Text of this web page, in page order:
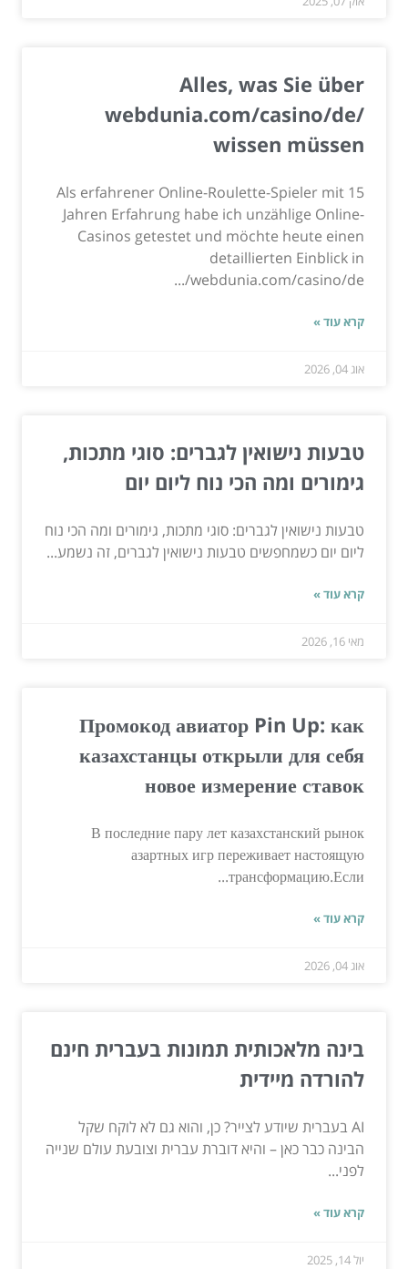
Alles, was Sie über
webdunia.com/casino/de/
wissen müssen
Als erfahrener Online-Roulette-Spieler mit 15
Jahren Erfahrung habe ich unzählige Online-
Casinos getestet und möchte heute einen
detaillierten Einblick in
webdunia.com/casino/de/...
קרא עוד »
אוג 04, 2026
טבעות נישואין לגברים: סוגי מתכות,
גימורים ומה הכי נוח ליום יום
טבעות נישואין לגברים: סוגי מתכות, גימורים ומה הכי נוח
ליום יום כשמחפשים טבעות נישואין לגברים, זה נשמע...
קרא עוד »
מאי 16, 2026
Промокод авиатор Pin Up: как
казахстанцы открыли для себя
новое измерение ставок
В последние пару лет казахстанский рынок
азартных игр переживает настоящую
трансформацию.Если...
קרא עוד »
אוג 04, 2026
בינה מלאכותית תמונות בעברית חינם
להורדה מיידית
AI בעברית שיודע לצייר? כן, והוא גם לא לוקח שקל
הבינה כבר כאן – והיא דוברת עברית וצובעת עולם שנייה
לפני...
קרא עוד »
יול 14, 2025